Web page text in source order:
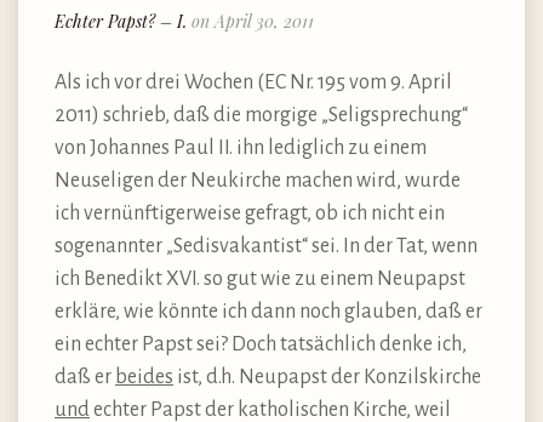
Echter Papst? – I. on April 30, 2011
Als ich vor drei Wochen (EC Nr. 195 vom 9. April
2011) schrieb, daß die morgige „Seligsprechung“
von Johannes Paul II. ihn lediglich zu einem
Neuseligen der Neukirche machen wird, wurde
ich vernünftigerweise gefragt, ob ich nicht ein
sogenannter „Sedisvakantist“ sei. In der Tat, wenn
ich Benedikt XVI. so gut wie zu einem Neupapst
erkläre, wie könnte ich dann noch glauben, daß er
ein echter Papst sei? Doch tatsächlich denke ich,
daß er beides ist, d.h. Neupapst der Konzilskirche
undechter Papst der katholischen Kirche, weil